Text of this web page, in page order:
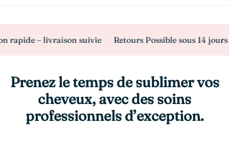
– livraison suivie Retours Possible sous 14 jours
Prenez le temps de sublimer vos
cheveux, avec des soins
professionnels d’exception.